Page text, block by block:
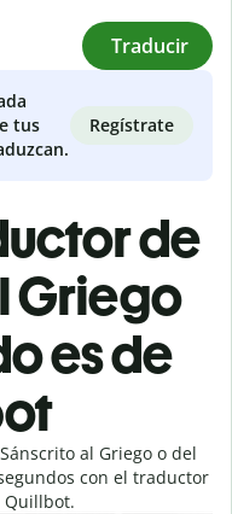
Traducir
tus
Regístrate
de
Griego
es de
al Griego o del
con el traductor
Quillbot.